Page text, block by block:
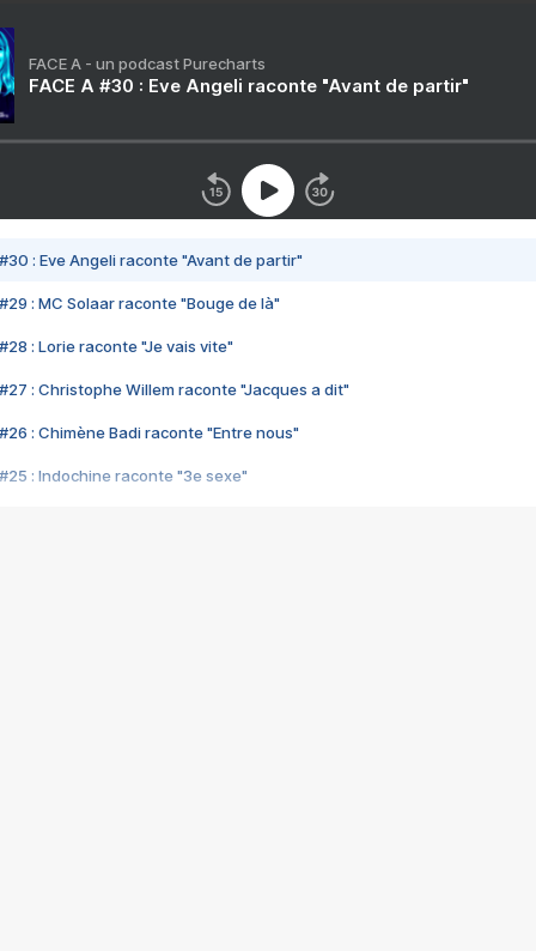
FACE A - un podcast Purecharts
FACE A #30 : Eve Angeli raconte "Avant de partir"
#30 : Eve Angeli raconte "Avant de partir"
#29 : MC Solaar raconte "Bouge de là"
#28 : Lorie raconte "Je vais vite"
#27 : Christophe Willem raconte "Jacques a dit"
#26 : Chimène Badi raconte "Entre nous"
#25 : Indochine raconte "3e sexe"